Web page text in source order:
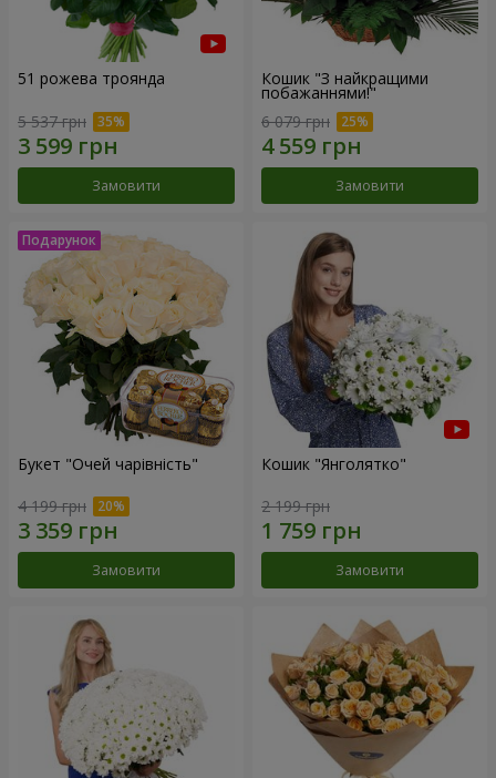
51 рожева троянда
5 537 грн
Замовити
Кошик "З найкращими
побажаннями!"
6 079 грн
Замовити
Букет "Очей чарівність"
4 199 грн
Замовити
Кошик "Янголятко"
2 199 грн
Замовити